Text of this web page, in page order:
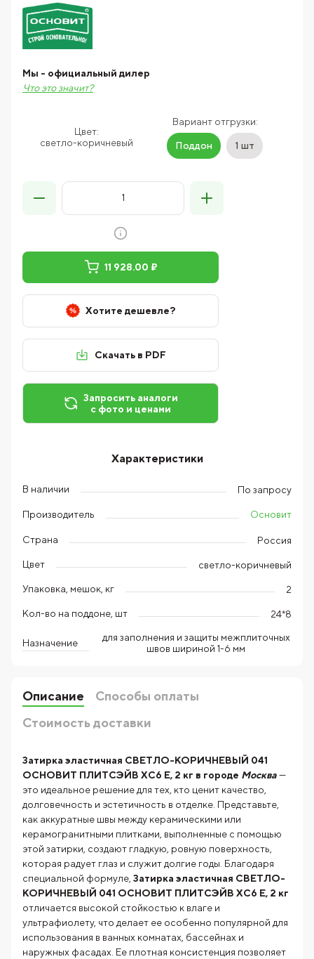
Цвет:
светло-коричневый
Вариант отгрузки:
Поддон 1 шт
Мы - официальный дилер
Что это значит?
11 928.00 ₽
Хотите дешевле?
Скачать в PDF
Запросить аналоги
с фото и ценами
Характеристики
В наличии По запросу
Производитель Основит
Страна Россия
Цвет светло-коричневый
Упаковка, мешок, кг 2
Кол-во на поддоне, шт 24*8
Назначение
для заполнения и защиты межплиточных
швов шириной 1-6 мм
Описание
Способы оплаты
Стоимость доставки
Затирка эластичная СВЕТЛО-КОРИЧНЕВЫЙ 041
ОСНОВИТ ПЛИТСЭЙВ XC6 E, 2 кг в городе Москва—
это идеальное решение для тех, кто ценит качество,
долговечность и эстетичность в отделке. Представьте,
как аккуратные швы между керамическими или
керамогранитными плитками, выполненные с помощью
этой затирки, создают гладкую, ровную поверхность,
которая радует глаз и служит долгие годы. Благодаря
специальной формуле, Затирка эластичная СВЕТЛО-
КОРИЧНЕВЫЙ 041 ОСНОВИТ ПЛИТСЭЙВ XC6 E, 2 кг
отличается высокой стойкостью к влаге и
ультрафиолету, что делает ее особенно популярной для
использования в ванных комнатах, бассейнах и
наружных фасадах. Ее плотная консистенция позволяет